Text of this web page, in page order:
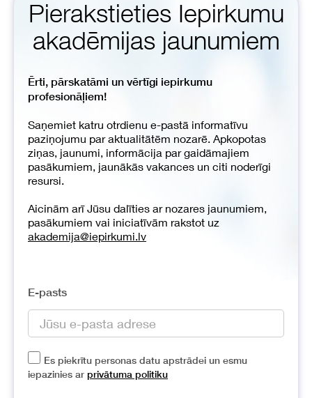
Pierakstieties Iepirkumu
akadēmijas jaunumiem
Ērti, pārskatāmi un vērtīgi iepirkumu
profesionāļiem!
Saņemiet katru otrdienu e-pastā informatīvu
paziņojumu par aktualitātēm nozarē. Apkopotas
ziņas, jaunumi, informācija par gaidāmajiem
pasākumiem, jaunākās vakances un citi noderīgi
resursi.
Aicinām arī Jūsu dalīties ar nozares jaunumiem,
pasākumiem vai iniciatīvām rakstot uz
akademija@iepirkumi.lv
E-pasts
Es piekrītu personas datu apstrādei un esmu
iepazinies ar privātuma politiku